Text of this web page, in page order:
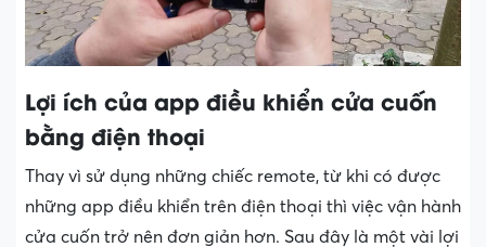
Lợi ích của app điều khiển cửa cuốn
bằng điện thoại
Thay vì sử dụng những chiếc remote, từ khi có được
những app điều khiển trên điện thoại thì việc vận hành
cửa cuốn trở nên đơn giản hơn. Sau đây là một vài lợi